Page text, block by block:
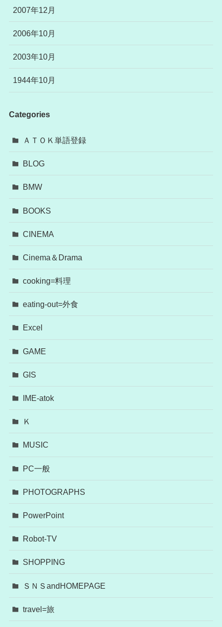
2007年12月
2006年10月
2003年10月
1944年10月
Categories
ＡＴＯＫ単語登録
BLOG
BMW
BOOKS
CINEMA
Cinema＆Drama
cooking=料理
eating-out=外食
Excel
GAME
GIS
IME-atok
Ｋ
MUSIC
PC一般
PHOTOGRAPHS
PowerPoint
Robot-TV
SHOPPING
ＳＮＳandHOMEPAGE
travel=旅